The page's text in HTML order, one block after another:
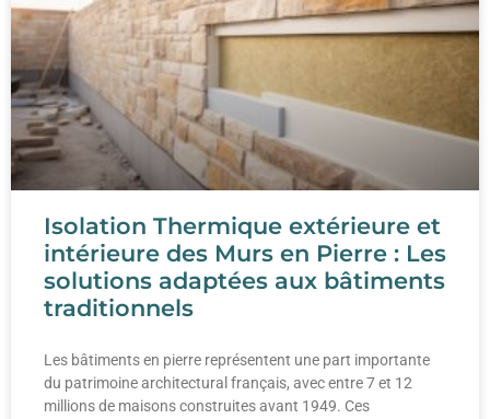
Isolation Thermique extérieure et
intérieure des Murs en Pierre : Les
solutions adaptées aux bâtiments
traditionnels
Les bâtiments en pierre représentent une part importante
du patrimoine architectural français, avec entre 7 et 12
millions de maisons construites avant 1949. Ces